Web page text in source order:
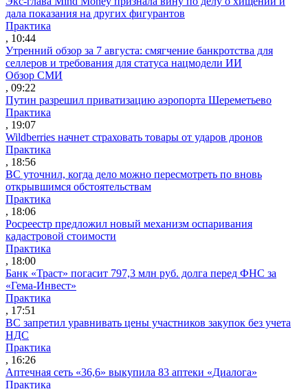
дала показания на других фигурантов
Практика
, 10:44
Утренний обзор за 7 августа: смягчение банкротства для
селлеров и требования для статуса нацмодели ИИ
Обзор СМИ
, 09:22
Путин разрешил приватизацию аэропорта Шереметьево
Практика
, 19:07
Wildberries начнет страховать товары от ударов дронов
Практика
, 18:56
ВС уточнил, когда дело можно пересмотреть по вновь
открывшимся обстоятельствам
Практика
, 18:06
Росреестр предложил новый механизм оспаривания
кадастровой стоимости
Практика
, 18:00
Банк «Траст» погасит 797,3 млн руб. долга перед ФНС за
«Гема-Инвест»
Практика
, 17:51
ВС запретил уравнивать цены участников закупок без учета
НДС
Практика
, 16:26
Аптечная сеть «36,6» выкупила 83 аптеки «Диалога»
Практика